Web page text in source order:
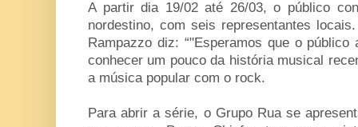
A partir dia 19/02 até 26/03, o público
nordestino, com seis representantes
Rampazzo diz: “"Esperamos que o público
conhecer um pouco da história musical
a música popular com o rock.
Para abrir a série, o Grupo Rua se